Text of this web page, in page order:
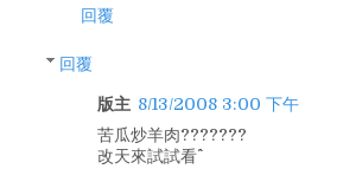
回覆
回覆
版主 8/13/2008 3:00 下午
苦瓜炒羊肉???????
改天來試試看^^